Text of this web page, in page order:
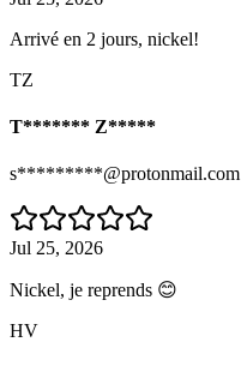
Arrivé en 2 jours, nickel!
TZ
T******* Z*****
s*********@protonmail.com
Jul 25, 2026
Nickel, je reprends 😊
HV